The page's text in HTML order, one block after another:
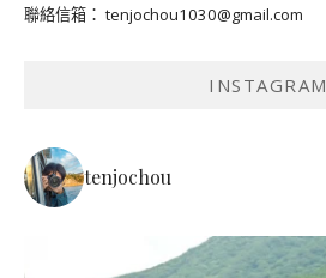
聯絡信箱： tenjochou1030@gmail.com
INSTAGRAM
tenjochou